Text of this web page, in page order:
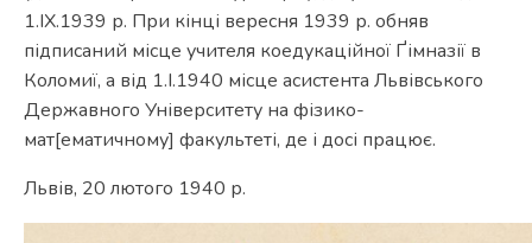
1.ІХ.1939 р. При кінці вересня 1939 р. обняв
підписаний місце учителя коедукаційної Ґімназії в
Коломиї, а від 1.І.1940 місце асистента Львівського
Державного Університету на фізико-
мат[ематичному] факультеті, де і досі працює.
Львів, 20 лютого 1940 р.